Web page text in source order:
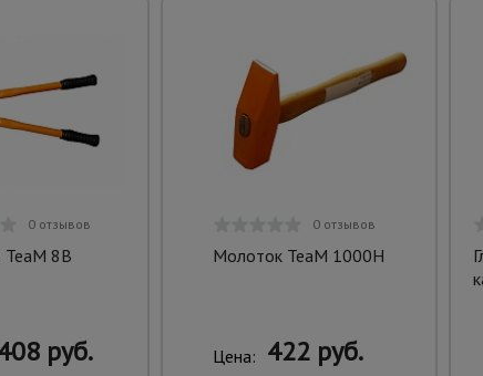
0 отзывов
TeaM 8B
руб.
0 отзывов
Молоток TeaM 1000H
Цена: 422 руб.